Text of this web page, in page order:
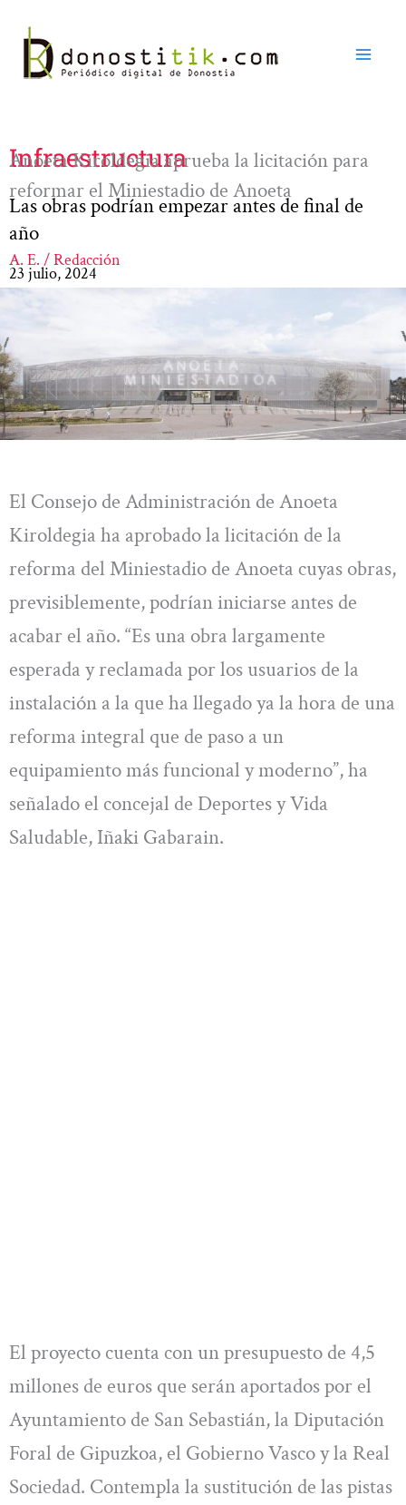
contenido
Infraestructura
Anoeta Kiroldegia aprueba la licitación para
reformar el Miniestadio de Anoeta
Las obras podrían empezar antes de final de
año
A. E. / Redacción
23 julio, 2024
El Consejo de Administración de Anoeta
Kiroldegia ha aprobado la licitación de la
reforma del Miniestadio de Anoeta cuyas obras,
previsiblemente, podrían iniciarse antes de
acabar el año. “Es una obra largamente
esperada y reclamada por los usuarios de la
instalación a la que ha llegado ya la hora de una
reforma integral que de paso a un
equipamiento más funcional y moderno”, ha
señalado el concejal de Deportes y Vida
Saludable, Iñaki Gabarain.
El proyecto cuenta con un presupuesto de 4,5
millones de euros que serán aportados por el
Ayuntamiento de San Sebastián, la Diputación
Foral de Gipuzkoa, el Gobierno Vasco y la Real
Sociedad. Contempla la sustitución de las pistas